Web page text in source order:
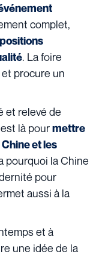
complet,
. La foire
et procure un
et relevé de
là pourmettre
et les
pourquoi la Chine
pour
aussi à la
et à
une idée de la